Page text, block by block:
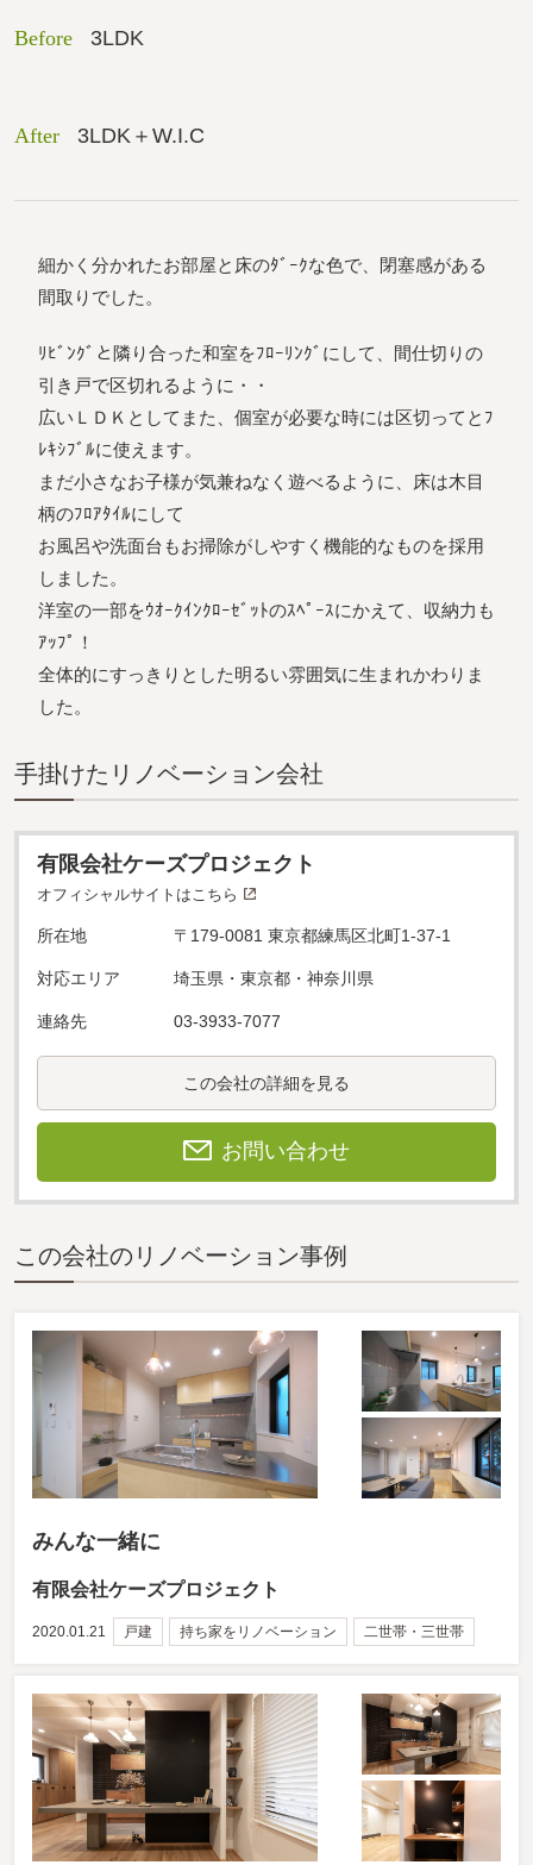
Before 3LDK
After 3LDK＋W.I.C
細かく分かれたお部屋と床のﾀﾞｰｸな色で、閉塞感がある
間取りでした。
ﾘﾋﾞﾝｸﾞと隣り合った和室をﾌﾛｰﾘﾝｸﾞにして、間仕切りの
引き戸で区切れるように・・
広いＬＤＫとしてまた、個室が必要な時には区切ってとﾌ
ﾚｷｼﾌﾞﾙに使えます。
まだ小さなお子様が気兼ねなく遊べるように、床は木目
柄のﾌﾛｱﾀｲﾙにして
お風呂や洗面台もお掃除がしやすく機能的なものを採用
しました。
洋室の一部をｳｵｰｸｲﾝｸﾛｰｾﾞｯﾄのｽﾍﾟｰｽにかえて、収納力も
ｱｯﾌﾟ！
全体的にすっきりとした明るい雰囲気に生まれかわりま
した。
⼿掛けたリノベーション会社
有限会社ケーズプロジェクト
オフィシャルサイトはこちら
所在地 〒179-0081 東京都練馬区北町1-37-1
対応エリア 埼玉県・東京都・神奈川県
連絡先 03-3933-7077
この会社の詳細を見る
お問い合わせ
この会社のリノベーション事例
みんな一緒に
有限会社ケーズプロジェクト
2020.01.21 戸建 持ち家をリノベーション 二世帯・三世帯